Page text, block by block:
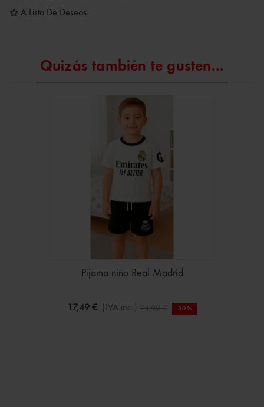
A Lista De Deseos
Quizás también te gusten...
Pijama niño Real Madrid
17,49 € (IVA inc.) 24,99 € -30%